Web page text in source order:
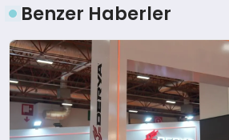
Benzer Haberler